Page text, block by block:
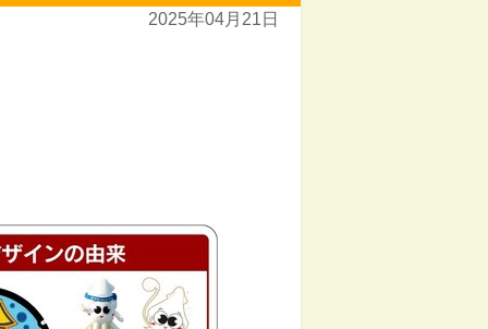
2025年04月21日